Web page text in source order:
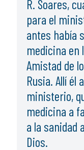
R. Soares,
para el
antes había
medicina en
Amistad de
Rusia. Allí él
ministerio,
medicina a
a la sanidad
Dios.